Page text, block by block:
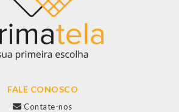
FALE CONOSCO
Contate-nos